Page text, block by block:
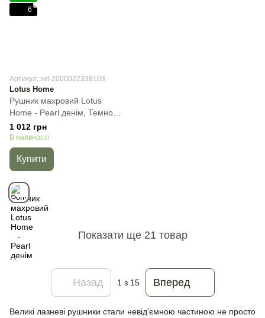
6
Артикул: svt-2000022338103
Lotus Home
Рушник махровий Lotus
Home - Pearl денім, Темно-
синій, 50х90 см, Для обличчя
1 012 грн
В наявності
Купити
Показати ще 21 товар
Назад 1з 15 Вперед
Великі лазневі рушники стали невід'ємною частиною не просто